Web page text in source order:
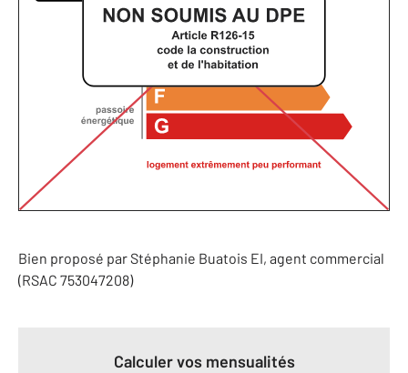
Bien proposé parStéphanie Buatois EI, agent commercial
(RSAC 753047208)
Calculer vos mensualités